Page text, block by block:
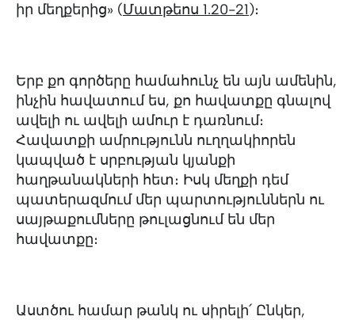
իր մեղքերից» (Մատթեոս 1.20-21)։
Երբ քո գործերը համահունչ են այն ամենին,
ինչին հավատում ես, քո հավատքը գնալով
ավելի ու ավելի ամուր է դառնում։
Հավատքի ամրությունն ուղղակիորեն
կապված է սրբության կյանքի
հաղթանակների հետ։ Իսկ մեղքի դեմ
պատերազմում մեր պարտություններն ու
սայթաքումները թուլացնում են մեր
հավատքը։
Աստծու համար թանկ ու սիրելի՛ Ընկեր,